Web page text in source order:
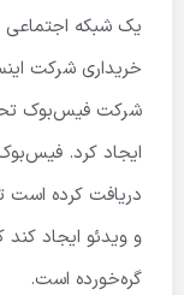
یک شبکه اجتماعی
شرکت فیس‌بوک
دریافت کرده است
و ویدئو ایجاد کند
گره‌خورده است.